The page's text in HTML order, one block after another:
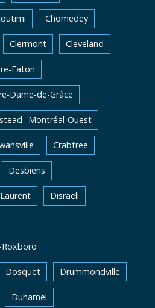
Chomedey
Clermont Cleveland
Eaton
Dame-de-Grâce
Montréal-Ouest
Crabtree
Desbiens
Disraeli
Dosquet Drummondville
Duhamel